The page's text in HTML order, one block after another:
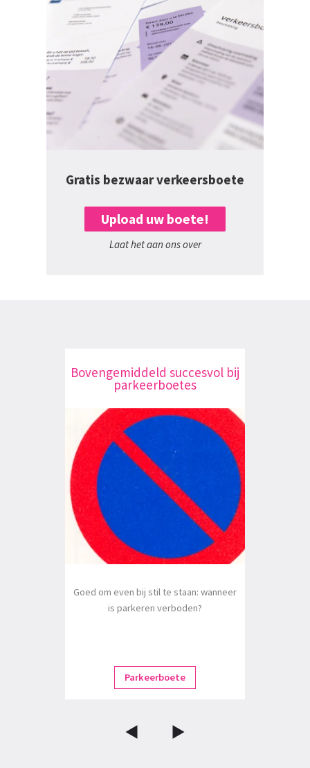
Gratis bezwaar verkeersboete
Upload uw boete!
Laat het aan ons over
Bovengemiddeld succesvol bij
parkeerboetes
Goed om even bij stil te staan: wanneer
is parkeren verboden?
Parkeerboete